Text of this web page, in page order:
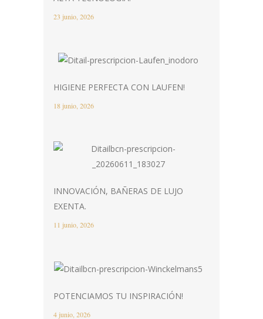
23 junio, 2026
HIGIENE PERFECTA CON LAUFEN!
18 junio, 2026
INNOVACIÓN, BAÑERAS DE LUJO
EXENTA.
11 junio, 2026
POTENCIAMOS TU INSPIRACIÓN!
4 junio, 2026